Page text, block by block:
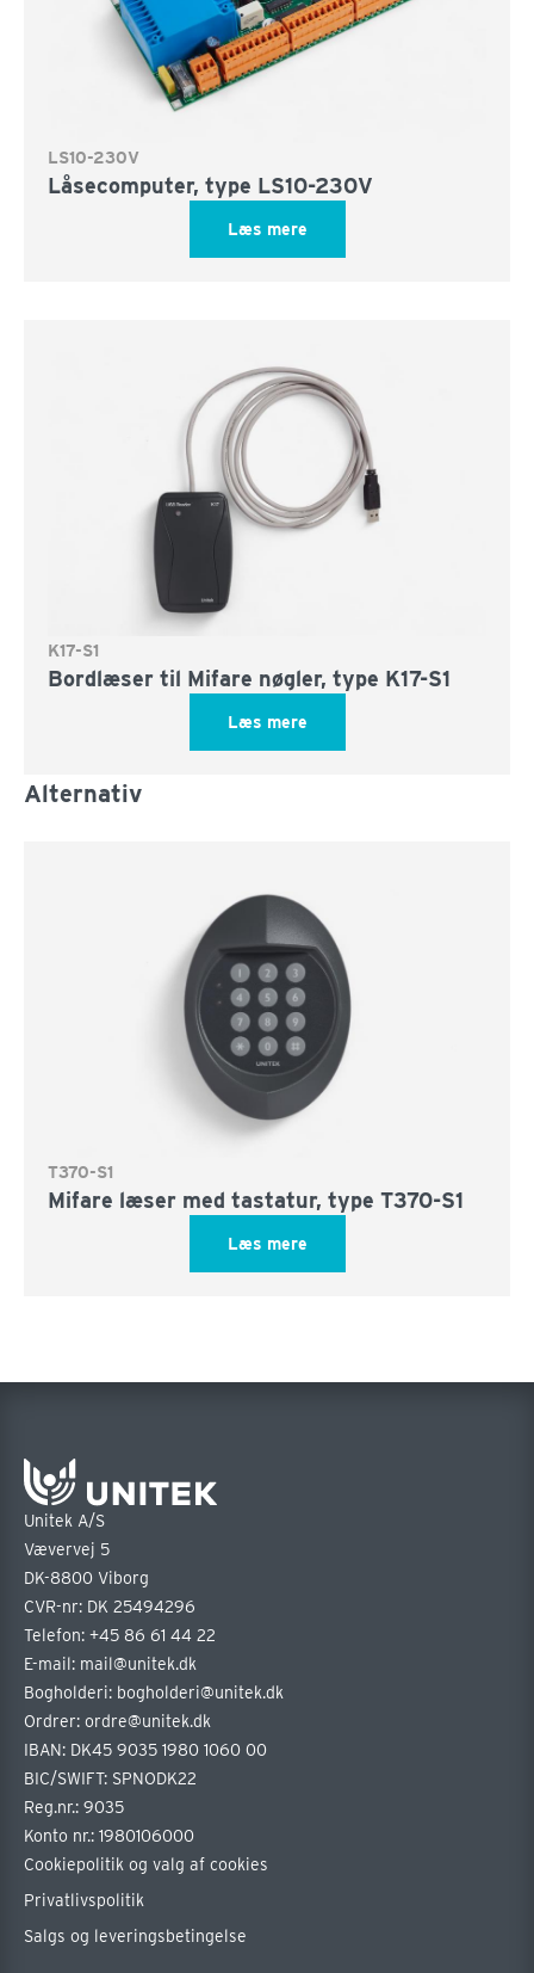
LS10-230V
Låsecomputer, type LS10-230V
Læs mere
K17-S1
Bordlæser til Mifare nøgler, type K17-S1
Læs mere
Alternativ
T370-S1
Mifare læser med tastatur, type T370-S1
Læs mere
Unitek A/S
Vævervej 5
DK-8800 Viborg
CVR-nr: DK 25494296
Telefon: +45 86 61 44 22
E-mail: mail@unitek.dk
Bogholderi: bogholderi@unitek.dk
Ordrer: ordre@unitek.dk
IBAN: DK45 9035 1980 1060 00
BIC/SWIFT: SPNODK22
Reg.nr.: 9035
Konto nr.: 1980106000
Cookiepolitik og valg af cookies
Privatlivspolitik
Salgs og leveringsbetingelse